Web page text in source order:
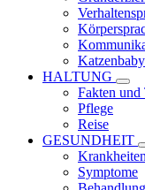
HALTUNG
Fakten und
Pflege
Reise
GESUNDHEIT
Krankheiten
Symptome